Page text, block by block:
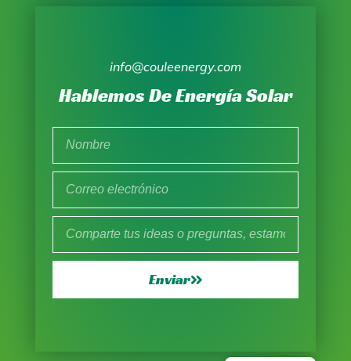
info@couleenergy.com
Hablemos De Energía Solar
Enviar